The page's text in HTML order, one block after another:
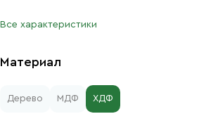
Все характеристики
Материал
Дерево МДФ ХДФ